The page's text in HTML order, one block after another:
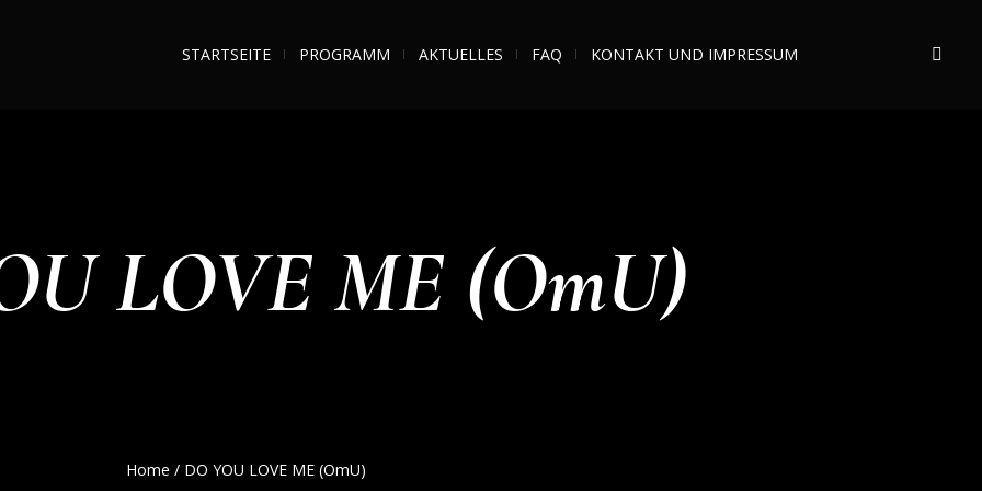
STARTSEITE PROGRAMM AKTUELLES FAQ KONTAKT UND IMPRESSUM
LOVE ME (OmU)
Home / DO YOU LOVE ME (OmU)